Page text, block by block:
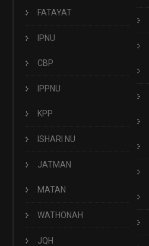
FATAYAT
IPNU
CBP
IPPNU
KPP
ISHARI NU
JATMAN
MATAN
WATHONAH
JQH